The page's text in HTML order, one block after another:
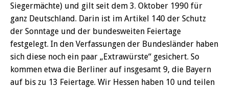
Siegermächte) und gilt seit dem 3. Oktober 1990 für
ganz Deutschland. Darin ist im Artikel 140 der Schutz
der Sonntage und der bundesweiten Feiertage
festgelegt. In den Verfassungen der Bundesländer haben
sich diese noch ein paar „Extrawürste“ gesichert. So
kommen etwa die Berliner auf insgesamt 9, die Bayern
auf bis zu 13 Feiertage. Wir Hessen haben 10 und teilen